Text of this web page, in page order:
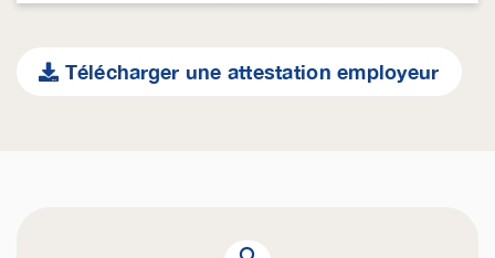
Télécharger une attestation employeur